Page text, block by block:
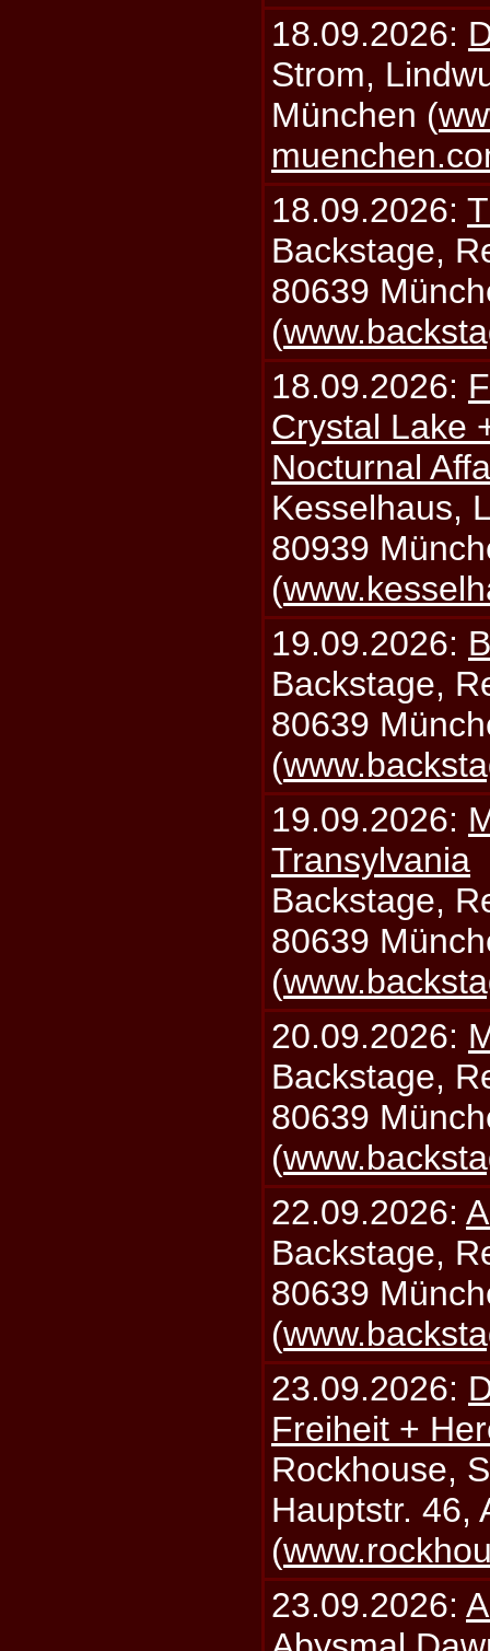
18.09.2026:
Strom,
München (
18.09.2026:
Backstage,
80639
(
18.09.2026:
Crystal Lake
Nocturnal
Kesselhaus,
80939
(
19.09.2026:
Backstage,
80639
(
19.09.2026:
Transylvania
Backstage,
80639
(
20.09.2026:
Backstage,
80639
(
22.09.2026:
Backstage,
80639
(
23.09.2026:
Freiheit +
Rockhouse,
Hauptstr. 46,
(
23.09.2026: